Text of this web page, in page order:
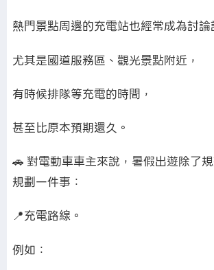
熱門景點周邊的充電站也經常成為討論
尤其是國道服務區、觀光景點附近，
有時候排隊等充電的時間，
甚至比原本預期還久。
🚗 對電動車車主來說，暑假出遊除了
規劃一件事：
📍充電路線。
例如：